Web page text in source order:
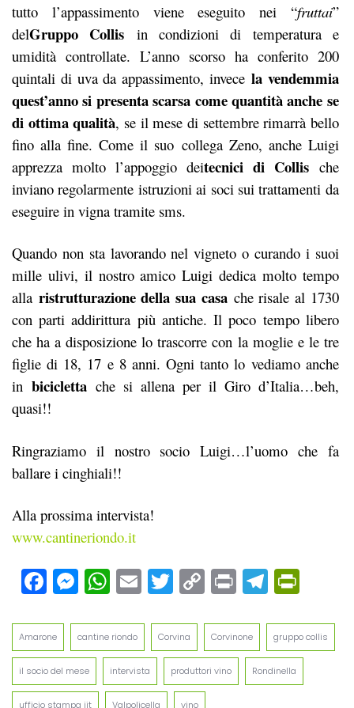
tutto l’appassimento viene eseguito nei “fruttai”
delGruppo Collis in condizioni di temperatura e
umidità controllate. L’anno scorso ha conferito 200
quintali di uva da appassimento, invece la vendemmia
quest’anno si presenta scarsa come quantità anche se
di ottima qualità, se il mese di settembre rimarrà bello
fino alla fine. Come il suo collega Zeno, anche Luigi
apprezza molto l’appoggio deitecnici di Collische
inviano regolarmente istruzioni ai soci sui trattamenti da
eseguire in vigna tramite sms.
Quando non sta lavorando nel vigneto o curando i suoi
mille ulivi, il nostro amico Luigi dedica molto tempo
alla ristrutturazione della sua casache risale al 1730
con parti addirittura più antiche. Il poco tempo libero
che ha a disposizione lo trascorre con la moglie e le tre
figlie di 18, 17 e 8 anni. Ogni tanto lo vediamo anche
in biciclettache si allena per il Giro d’Italia…beh,
quasi!!
Ringraziamo il nostro socio Luigi…l’uomo che fa
ballare i cinghiali!!
Alla prossima intervista!
www.cantineriondo.it
Facebook
Messenger
WhatsApp
EmailTwitter
Copy
Link
Print
Amarone cantine riondo Corvina Corvinone gruppo collis
il socio del mese intervista produttori vino Rondinella
ufficio stampa jit Valpolicella vino